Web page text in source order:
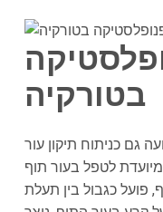
בטורקיה
גם כניתוח תיקון עור
לטפל בעור תוף
פועל כגבול בין תעלת